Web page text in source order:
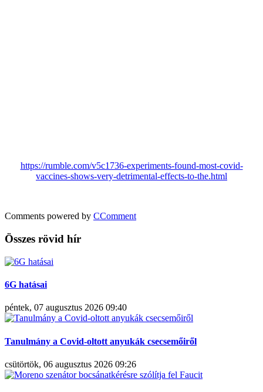
https://rumble.com/v5c1736-experiments-found-most-covid-
vaccines-shows-very-detrimental-effects-to-the.html
Comments powered by CComment
Összes rövid hír
6G hatásai
péntek, 07 augusztus 2026 09:40
Tanulmány a Covid-oltott anyukák csecsemőiről
csütörtök, 06 augusztus 2026 09:26